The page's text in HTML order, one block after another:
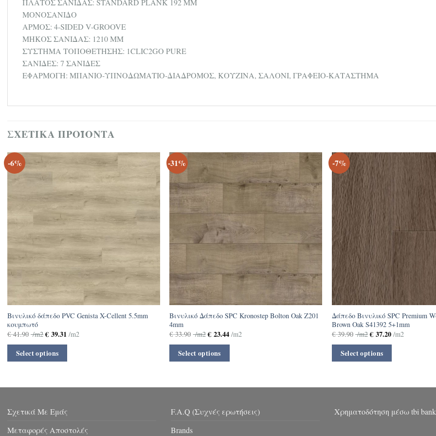
ΜΟΝΟΣΑΝΙΔΟ
ΑΡΜΟΣ: 4-SIDED V-GROOVE
ΜΗΚΟΣ ΣΑΝΙΔΑΣ: 1210 MM
ΣΥΣΤΗΜΑ ΤΟΠΟΘΕΤΗΣΗΣ: 1CLIC2GO PURE
ΣΑΝΙΔΕΣ: 7 ΣΑΝΙΔΕΣ
ΕΦΑΡΜΟΓΗ: ΜΠΑΝΙΟ-ΥΠΝΟΔΩΜΑΤΙΟ-ΔΙΑΔΡΟΜΟΣ, ΚΟΥΖΙΝΑ, ΣΑΛΟΝΙ, ΓΡΑΦΕΙΟ-ΚΑΤΑΣΤΗΜΑ
ΣΧΕΤΙΚΆ ΠΡΟΪΌΝΤΑ
-6%
Βινυλικό δάπεδο PVC Genista X-Cellent 5.5mm
κουμπωτό
€41.90 /m2 € 39.31 /m2
Select options
-31%
Βινυλικό Δάπεδο SPC Kronostep Bolton Oak Z201
4mm
€33.90 /m2 €23.44/m2
Select options
-7%
Δάπεδο Βινυλικό SPC Premium
Brown Oak S41392 5+1mm
€39.90 /m2 € 37.20 /m2
Select options
Σχετικά Με Εμάς
Μεταφορές Αποστολές
F.A.Q (Συχνές ερωτήσεις)
Brands
Χρηματοδότηση μέσω tbi bank